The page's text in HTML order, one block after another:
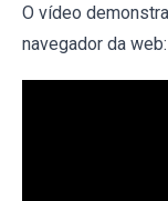
O vídeo
navegador da web: